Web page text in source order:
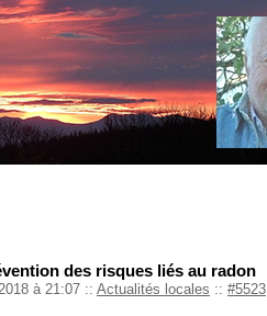
des risques liés au radon
à 21:07 :: Actualités locales :: #5523